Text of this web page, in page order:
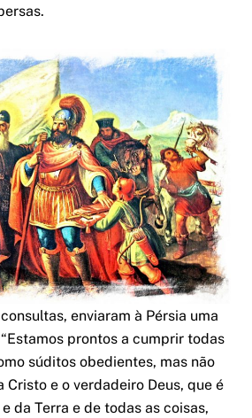
enviaram à Pérsia uma
“Estamos prontos a cumprir todas
súditos obedientes, mas não
Cristo e o verdadeiro Deus, que é
da Terra e de todas as coisas,